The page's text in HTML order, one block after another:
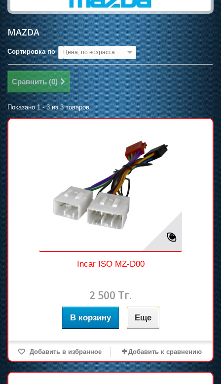
MAZDA
Сортировка по
Сравнить (0)
Показано 1 - 3 из 3 товаров
Incar ISO MZ-D00
2 500 Тг.
В корзину Еще
Добавить в избранное Добавить к сравнению